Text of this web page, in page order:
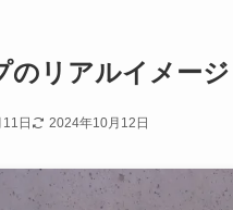
のリアルイメージ
日 2024年10月12日